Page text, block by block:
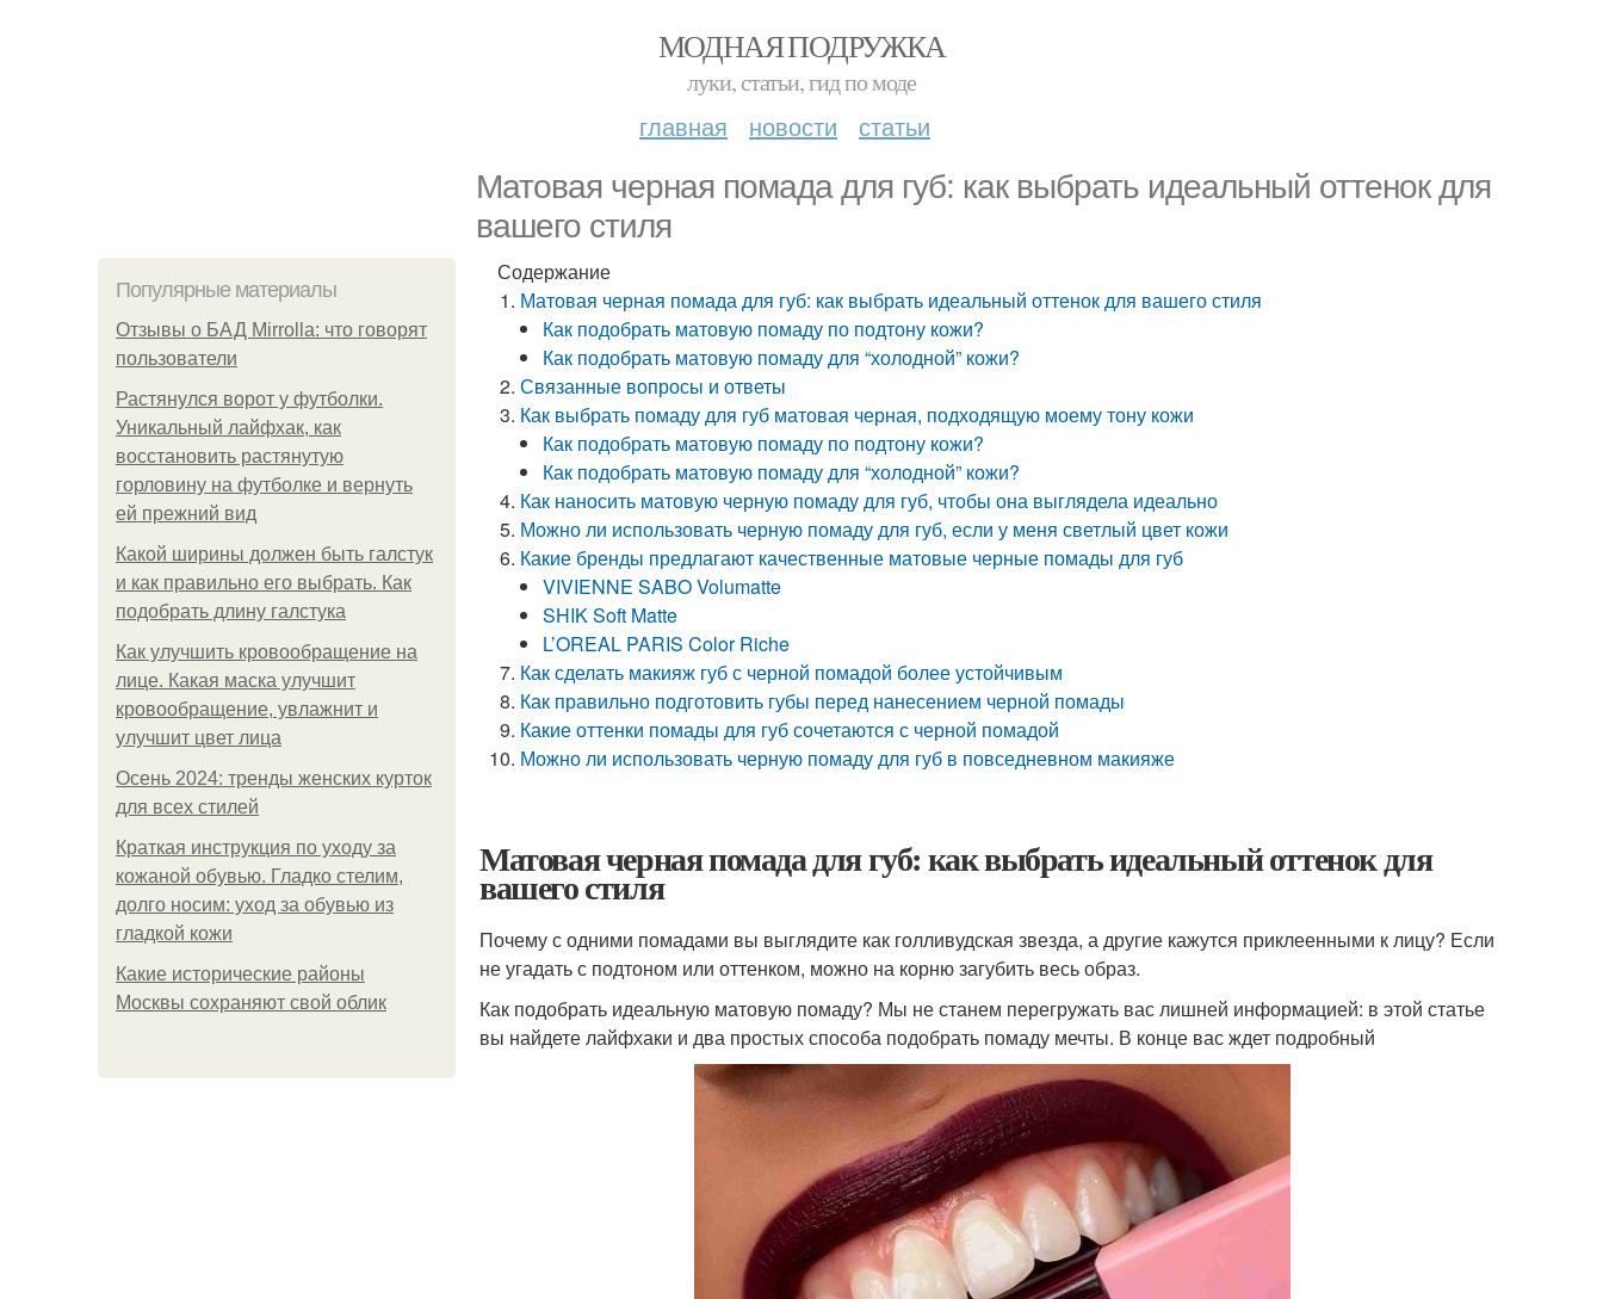
МОДНАЯ ПОДРУЖКА
луки, статьи, гид по моде
главная новости статьи
Матовая черная помада для губ: как выбрать идеальный оттенок для
вашего стиля
Популярные материалы
Отзывы о БАД Mirrolla: что говорят
пользователи
Растянулся ворот у футболки.
Уникальный лайфхак, как
восстановить растянутую
горловину на футболке и вернуть
ей прежний вид
Какой ширины должен быть галстук
и как правильно его выбрать. Как
подобрать длину галстука
Как улучшить кровообращение на
лице. Какая маска улучшит
кровообращение, увлажнит и
улучшит цвет лица
Осень 2024: тренды женских курток
для всех стилей
Краткая инструкция по уходу за
кожаной обувью. Гладко стелим,
долго носим: уход за обувью из
гладкой кожи
Какие исторические районы
Москвы сохраняют свой облик
Содержание
Матовая черная помада для губ: как выбрать идеальный оттенок для вашего стиля
Как подобрать матовую помаду по подтону кожи?
Как подобрать матовую помаду для “холодной” кожи?
Связанные вопросы и ответы
Как выбрать помаду для губ матовая черная, подходящую моему тону кожи
Как подобрать матовую помаду по подтону кожи?
Как подобрать матовую помаду для “холодной” кожи?
Как наносить матовую черную помаду для губ, чтобы она выглядела идеально
Можно ли использовать черную помаду для губ, если у меня светлый цвет кожи
Какие бренды предлагают качественные матовые черные помады для губ
VIVIENNE SABO Volumatte
SHIK Soft Matte
L’OREAL PARIS Color Riche
Как сделать макияж губ с черной помадой более устойчивым
Как правильно подготовить губы перед нанесением черной помады
Какие оттенки помады для губ сочетаются с черной помадой
Можно ли использовать черную помаду для губ в повседневном макияже
Матовая черная помада для губ: как выбрать идеальный оттенок для
вашего стиля
Почему с одними помадами вы выглядите как голливудская звезда, а другие кажутся приклеенными к лицу? Если
не угадать с подтоном или оттенком, можно на корню загубить весь образ.
Как подобрать идеальную матовую помаду? Мы не станем перегружать вас лишней информацией: в этой статье
вы найдете лайфхаки и два простых способа подобрать помаду мечты. В конце вас ждет подробный